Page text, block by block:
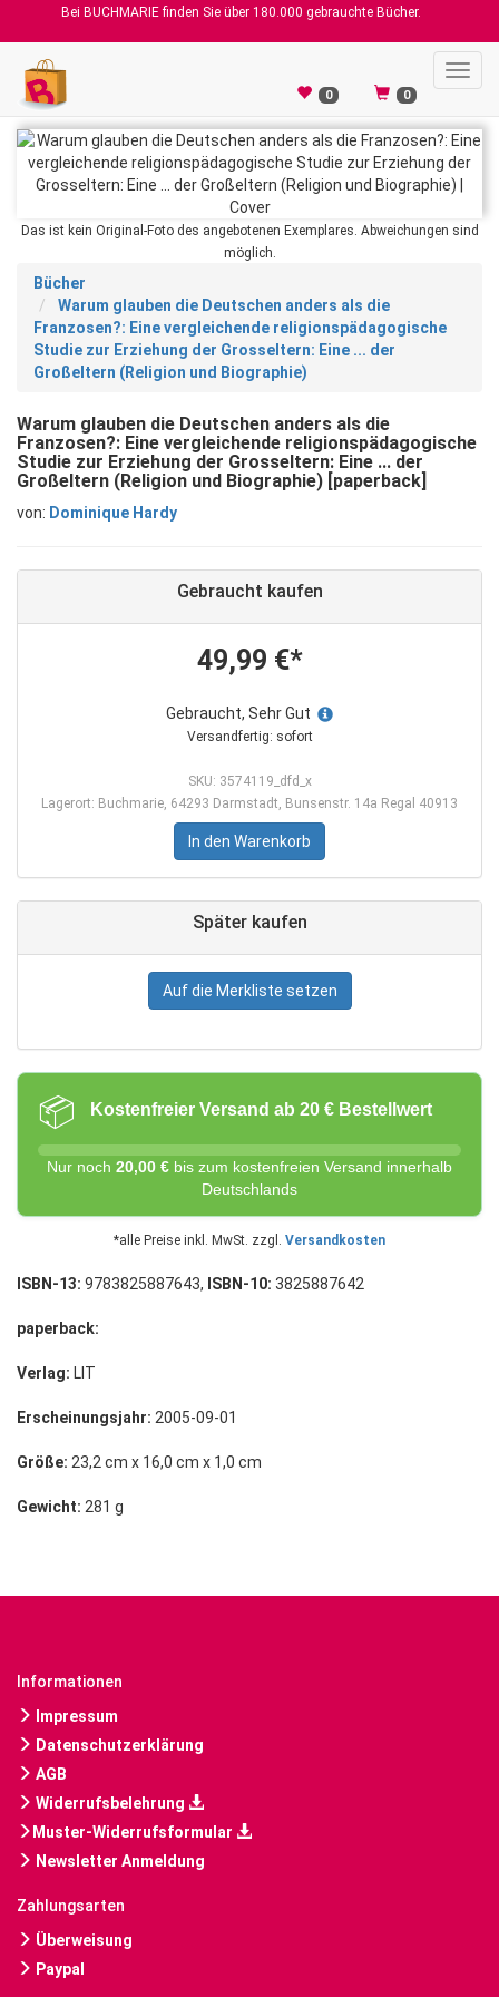
Bei BUCHMARIE finden Sie über 180.000 gebrauchte Bücher.
0 0
Das ist kein Original-Foto des angebotenen Exemplares. Abweichungen sind
möglich.
Bücher
Warum glauben die Deutschen anders als die
Franzosen?: Eine vergleichende religionspädagogische
Studie zur Erziehung der Grosseltern: Eine ... der
Großeltern (Religion und Biographie)
Warum glauben die Deutschen anders als die
Franzosen?: Eine vergleichende religionspädagogische
Studie zur Erziehung der Grosseltern: Eine ... der
Großeltern (Religion und Biographie) [paperback]
von: Dominique Hardy
Gebraucht kaufen
49,99 €*
Gebraucht, Sehr Gut
Versandfertig: sofort
SKU: 3574119_dfd_x
Lagerort: Buchmarie, 64293 Darmstadt, Bunsenstr. 14a Regal 40913
In den Warenkorb
Später kaufen
Auf die Merkliste setzen
📦 Kostenfreier Versand ab 20 € Bestellwert
Nur noch 20,00 € bis zum kostenfreien Versand innerhalb
Deutschlands
*alle Preise inkl. MwSt. zzgl. Versandkosten
ISBN-13: 9783825887643, ISBN-10: 3825887642
paperback:
Verlag: LIT
Erscheinungsjahr: 2005-09-01
Größe: 23,2 cm x 16,0 cm x 1,0 cm
Gewicht: 281 g
Informationen
Impressum
Datenschutzerklärung
AGB
Widerrufsbelehrung
Muster-Widerrufsformular
Newsletter Anmeldung
Zahlungsarten
Überweisung
Paypal